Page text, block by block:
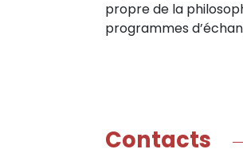
propre de la
programmes
Contacts